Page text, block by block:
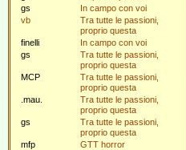
gs
In campo con voi
vb
Tra tutte le passioni,
proprio questa
finelli
In campo con voi
gs
Tra tutte le passioni,
proprio questa
MCP
Tra tutte le passioni,
proprio questa
.mau.
Tra tutte le passioni,
proprio questa
gs
Tra tutte le passioni,
proprio questa
mfp
GTT horror